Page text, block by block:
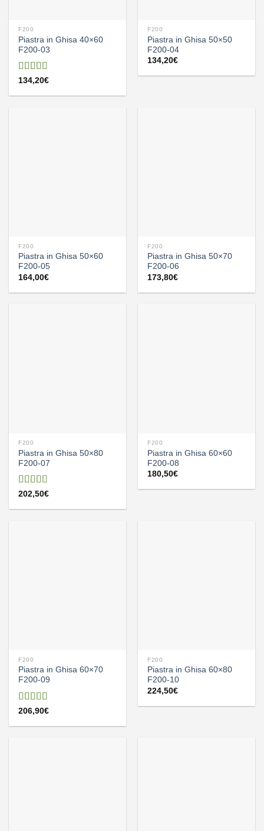
F200
Piastra in Ghisa 40×60
F200-03
Valutato
134,20€
F200
Piastra in Ghisa 50×50
F200-04
134,20€
F200
Piastra in Ghisa 50×60
F200-05
164,00€
F200
Piastra in Ghisa 50×70
F200-06
173,80€
F200
Piastra in Ghisa 50×80
F200-07
Valutato
202,50€
F200
Piastra in Ghisa 60×60
F200-08
180,50€
F200
Piastra in Ghisa 60×70
F200-09
Valutato
206,90€
F200
Piastra in Ghisa 60×80
F200-10
224,50€